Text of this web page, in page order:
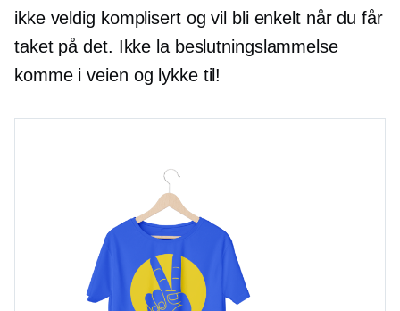
ikke veldig komplisert og vil bli enkelt når du får
taket på det. Ikke la beslutningslammelse
komme i veien og lykke til!